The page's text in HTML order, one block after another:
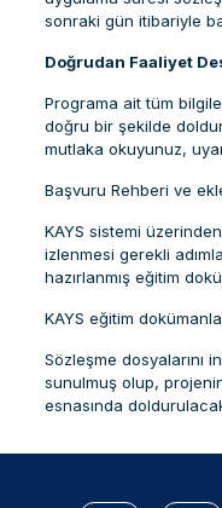
sonraki gün itibariyle
Doğrudan Faaliyet
Programa ait tüm
doğru bir şekilde
mutlaka okuyunuz,
Başvuru Rehberi ve
KAYS sistemi
izlenmesi gerekli
hazırlanmış eğitim
KAYS eğitim
Sözleşme dosyalarını
sunulmuş olup,
esnasında